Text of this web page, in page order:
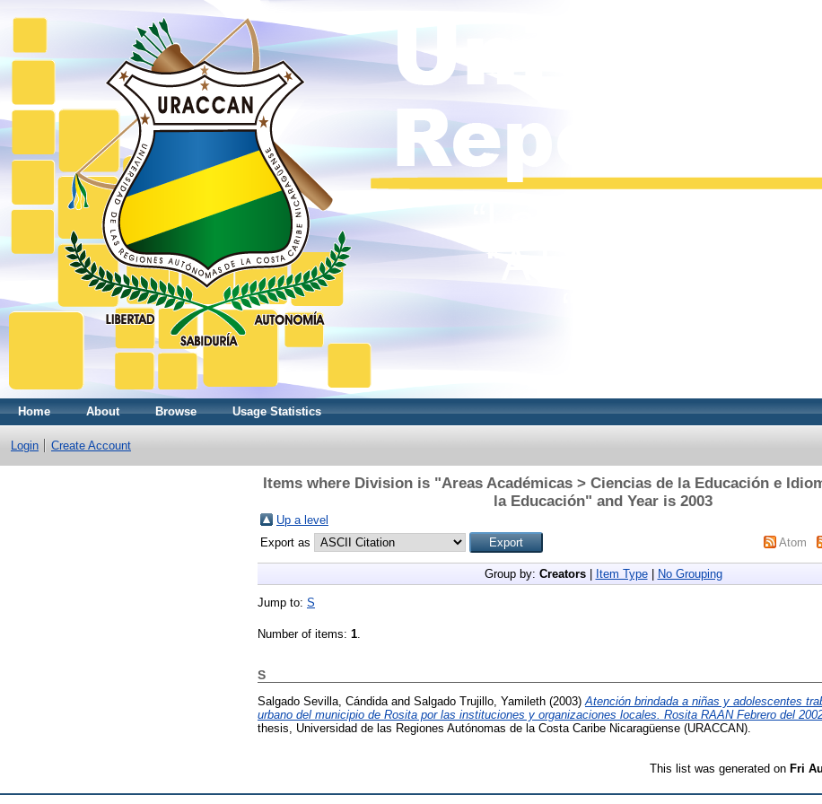
Home About Browse Usage Statistics
Login Create Account
Items where Division is "Areas Académicas > Ciencias de la Educación e
la Educación" and Year is 2003
Up a level
Export as
Atom
Group by: Creators| Item Type| No Grouping
Jump to: S
Number of items: 1.
S
Salgado Sevilla, Cándida and Salgado Trujillo, Yamileth (2003) Atención brindada a niñas y adolescentes
urbano del municipio de Rosita por las instituciones y organizaciones locales. Rosita RAAN Febrero del
thesis, Universidad de las Regiones Autónomas de la Costa Caribe Nicaragüense (URACCAN).
This list was generated on Fri